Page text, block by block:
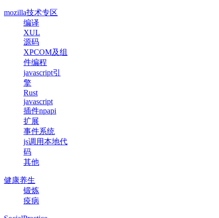
mozilla技术专区
编译
XUL
源码
XPCOM及组
件编程
javascript引
擎
Rust
javascript
插件npapi
扩展
事件系统
js调用本地代
码
其他
健康养生
锻炼
疫病